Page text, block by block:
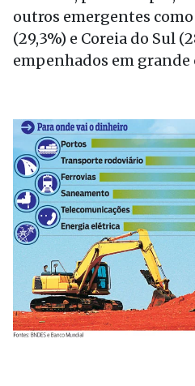
outros emergentes
(29,3%) e Coreia do Sul
empenhados em grande